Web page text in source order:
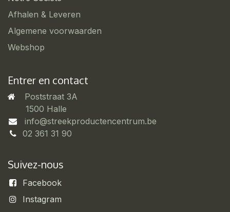
Afhalen & Leveren
Algemene voorwaarden
Webshop
Entrer en contact
Poststraat 3A
​1500 Halle
info@streekproductencentrum.be
02 361 31 90
Suivez-nous
Facebook
Instagram